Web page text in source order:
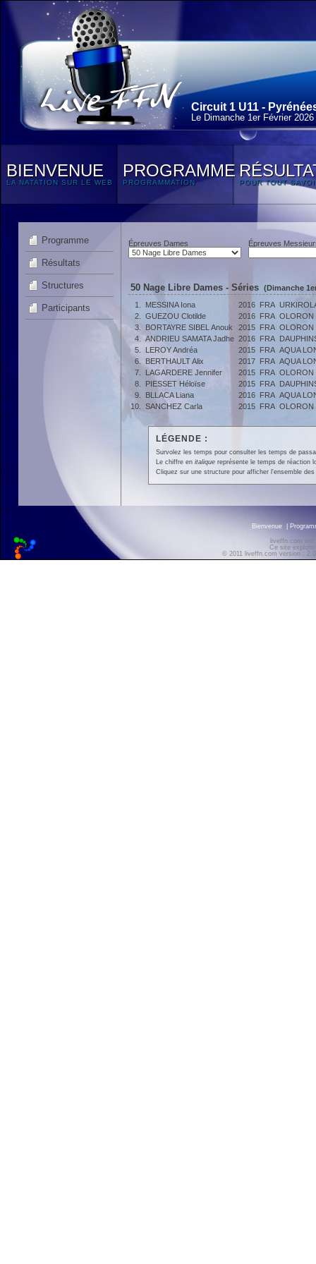
Circuit 1 U11 -
Le Dimanche 1erFévrier 2026
BIENVENUE
LA NATATION SUR LE WEB
PROGRAMME
PROGRAMMATION POUR TOUT
Programme
Résultats
Structures
Participants
Épreuves Dames Épreuves
50 Nage Libre Dames - Séries (Dimanche
1.
MESSINA Iona 2016 FRA
2.
GUEZOU Clotilde 2016 FRA OLORON
3.
BORTAYRE SIBEL Anouk 2015 FRA OLORON
4.
ANDRIEU SAMATA Jadhe 2016 FRA
5.
LEROY Andréa 2015 FRA AQUA
6.
BERTHAULT Alix 2017 FRA AQUA
7.
LAGARDERE Jennifer 2015 FRA OLORON
8.
PIESSET Héloïse 2015 FRA
9.
BLLACA Liana 2016 FRA AQUA
10.
SANCHEZ Carla 2015 FRA OLORON
LÉGENDE :
Survolez les temps pour consulter les temps de
Le chiffre en italiquereprésente le temps de réaction
Cliquez sur une structure pour afficher l'ensemble
Bienvenue
liveffn.com est
Ce site
© 2011 liveffn.com version :